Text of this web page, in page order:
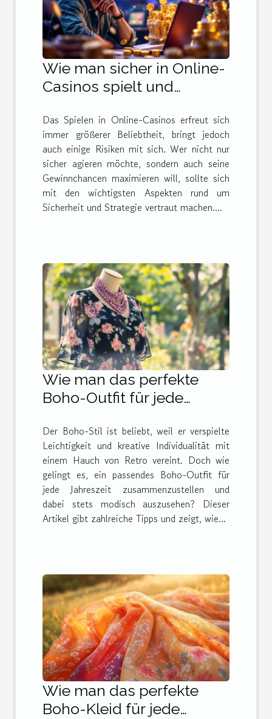
Wie man sicher in Online-
Casinos spielt und
Das Spielen in Online-Casinos erfreut sich
immer größerer Beliebtheit, bringt jedoch
auch einige Risiken mit sich. Wer nicht nur
sicher agieren möchte, sondern auch seine
Gewinnchancen maximieren will, sollte sich
mit den wichtigsten Aspekten rund um
Sicherheit und Strategie vertraut machen....
Wie man das perfekte
Boho-Outfit für jede
zusammenstellt
Der Boho-Stil ist beliebt, weil er verspielte
Leichtigkeit und kreative Individualität mit
einem Hauch von Retro vereint. Doch wie
gelingt es, ein passendes Boho-Outfit für
jede Jahreszeit zusammenzustellen und
dabei stets modisch auszusehen? Dieser
Artikel gibt zahlreiche Tipps und zeigt, wie...
Wie man das perfekte
Boho-Kleid für jede